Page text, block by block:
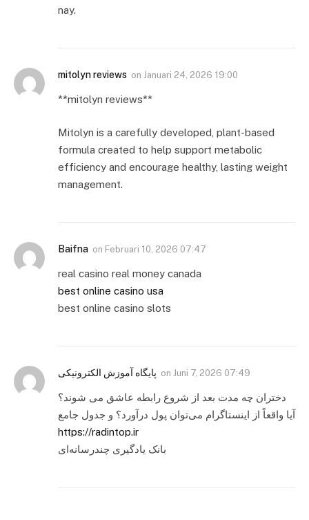
nay.
mitolyn reviews on Januari 24, 2026 19:00
**mitolyn reviews**
Mitolyn is a carefully developed, plant-based
formula created to help support metabolic
efficiency and encourage healthy, lasting weight
management.
Baifna on Februari 10, 2026 07:47
real casino real money canada
best online casino usa
best online casino slots
پایگاه آموزش الکترونیکی on Juni 7, 2026 07:49
دختران چه مدت بعد از شروع رابطه عاشق می شوند؟
آیا واقعاً از اینستاگرام می‌توان پول درآورد؟ و جدول جامع
https://radintop.ir
بانک یادگیری چندرسانه‌ای